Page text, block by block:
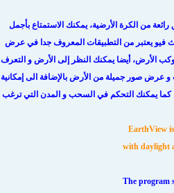
من الكرة الأرضية، يمكنك الاستمتاع بأجمل
فيو يعتبر من التطبيقات المعروف جدا في عرض
الأرض، أيضا يمكنك النظر إلى الأرض و التعرف
عرض صور جميلة من الأرض بالإضافة الى إمكانية
كما يمكنك التحكم في السحب و المدن التي ترغب
EarthView
with daylight
The program